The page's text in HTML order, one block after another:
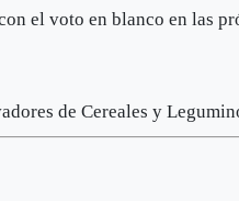
el voto en blanco en las
de Cereales y